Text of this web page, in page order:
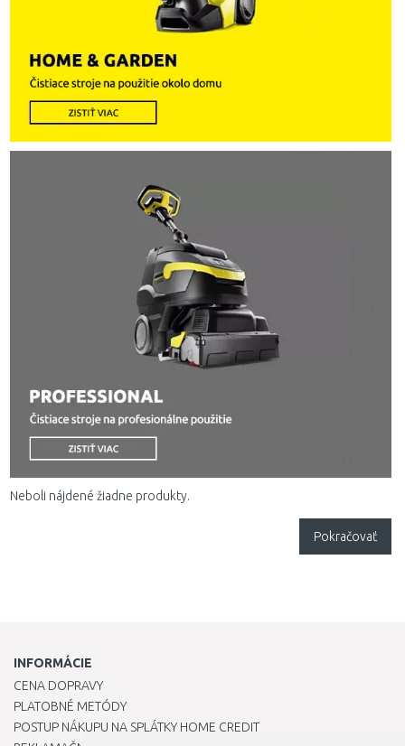
Neboli nájdené žiadne produkty.
Pokračovať
INFORMÁCIE
CENA DOPRAVY
PLATOBNÉ METÓDY
POSTUP NÁKUPU NA SPLÁTKY HOME CREDIT